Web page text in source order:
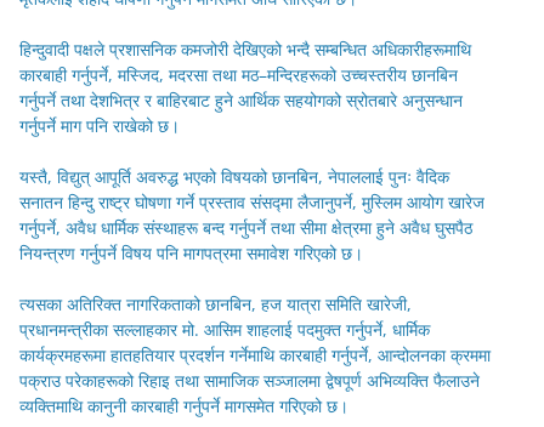
हिन्दुवादी पक्षले प्रशासनिक कमजोरी देखिएको भन्दै सम्बन्धित अधिकारीहरूमाथि
कारबाही गर्नुपर्ने, मस्जिद, मदरसा तथा मठ–मन्दिरहरूको उच्चस्तरीय छानबिन
गर्नुपर्ने तथा देशभित्र र बाहिरबाट हुने आर्थिक सहयोगको स्रोतबारे अनुसन्धान
गर्नुपर्ने माग पनि राखेको छ।
यस्तै, विद्युत् आपूर्ति अवरुद्ध भएको विषयको छानबिन, नेपाललाई पुनः वैदिक
सनातन हिन्दु राष्ट्र घोषणा गर्ने प्रस्ताव संसद्मा लैजानुपर्ने, मुस्लिम आयोग खारेज
गर्नुपर्ने, अवैध धार्मिक संस्थाहरू बन्द गर्नुपर्ने तथा सीमा क्षेत्रमा हुने अवैध घुसपैठ
नियन्त्रण गर्नुपर्ने विषय पनि मागपत्रमा समावेश गरिएको छ।
त्यसका अतिरिक्त नागरिकताको छानबिन, हज यात्रा समिति खारेजी,
प्रधानमन्त्रीका सल्लाहकार मो. आसिम शाहलाई पदमुक्त गर्नुपर्ने, धार्मिक
कार्यक्रमहरूमा हातहतियार प्रदर्शन गर्नेमाथि कारबाही गर्नुपर्ने, आन्दोलनका क्रममा
पक्राउ परेकाहरूको रिहाइ तथा सामाजिक सञ्जालमा द्वेषपूर्ण अभिव्यक्ति फैलाउने
व्यक्तिमाथि कानुनी कारबाही गर्नुपर्ने मागसमेत गरिएको छ।